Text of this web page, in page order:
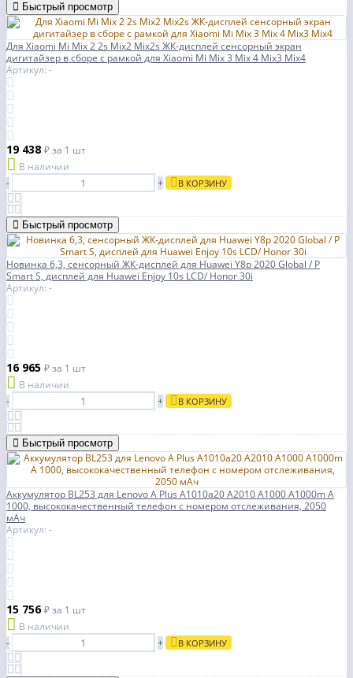
Быстрый просмотр
Для Xiaomi Mi Mix 2 2s Mix2 Mix2s ЖК-дисплей сенсорный экран
дигитайзер в сборе с рамкой для Xiaomi Mi Mix 3 Mix 4 Mix3 Mix4
Артикул: -
19 438 ₽за 1 шт
В наличии
-
+ В КОРЗИНУ
Быстрый просмотр
Новинка 6,3, сенсорный ЖК-дисплей для Huawei Y8p 2020 Global / P
Smart S, дисплей для Huawei Enjoy 10s LCD/ Honor 30i
Артикул: -
16 965 ₽за 1 шт
В наличии
-
+ В КОРЗИНУ
Быстрый просмотр
Аккумулятор BL253 для Lenovo A Plus A1010a20 A2010 A1000 A1000m A
1000, высококачественный телефон с номером отслеживания, 2050
мАч
Артикул: -
15 756₽за 1 шт
В наличии
-
+ В КОРЗИНУ